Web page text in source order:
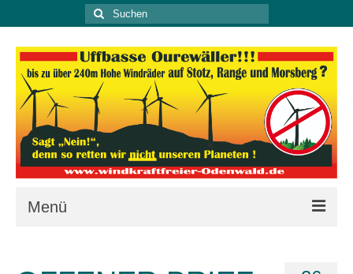
Suche
nach:
Menü